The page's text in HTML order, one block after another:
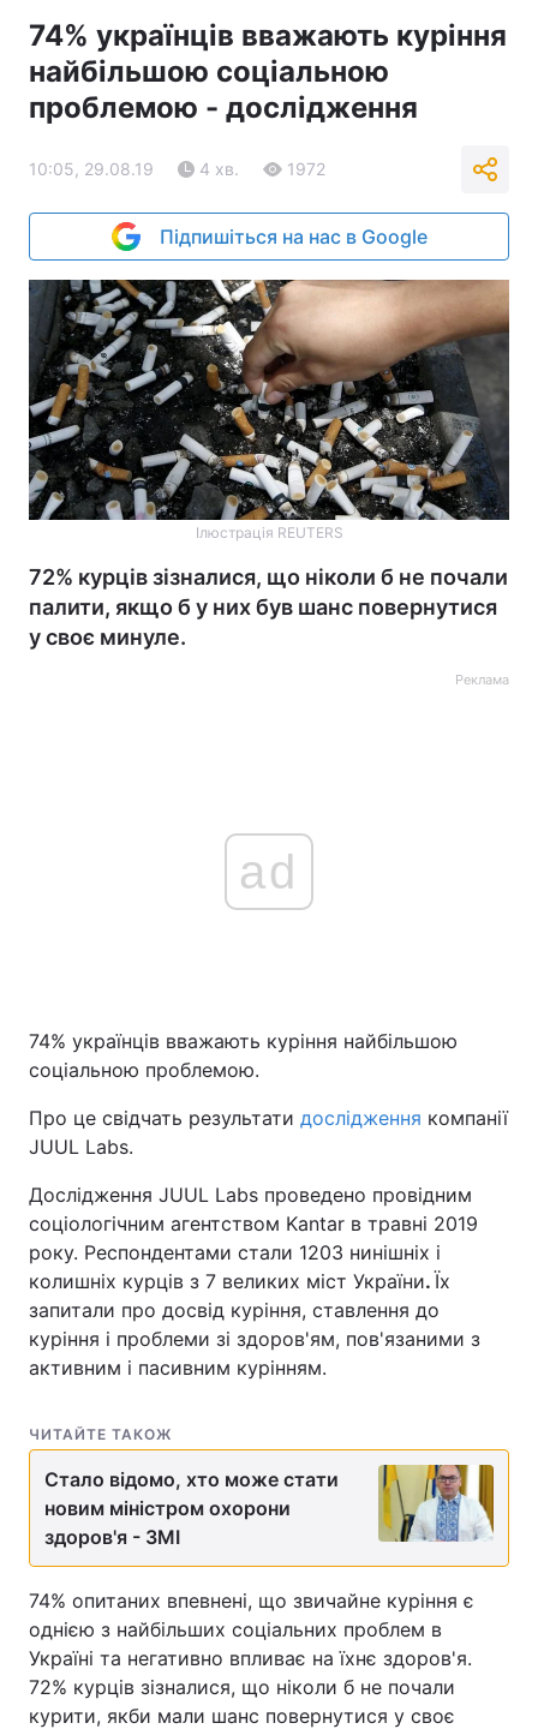
74% українців вважають куріння
найбільшою соціальною
проблемою - дослідження
10:05, 29.08.19 4 хв. 1972
Підпишіться на нас в Google
Ілюстрація REUTERS
72% курців зізналися, що ніколи б не почали
палити, якщо б у них був шанс повернутися
у своє минуле.
Реклама
ad
74% українців вважають куріння найбільшою
соціальною проблемою.
Про це свідчать результати дослідження компанії
JUUL Labs.
Дослідження JUUL Labs проведено провідним
соціологічним агентством Kantar в травні 2019
року. Респондентами стали 1203 нинішніх і
колишніх курців з 7 великих міст України. Їх
запитали про досвід куріння, ставлення до
куріння і проблеми зі здоров'ям, пов'язаними з
активним і пасивним курінням.
ЧИТАЙТЕ ТАКОЖ
Стало відомо, хто може стати
новим міністром охорони
здоров'я - ЗМІ
74% опитаних впевнені, що звичайне куріння є
однією з найбільших соціальних проблем в
Україні та негативно впливає на їхнє здоров'я.
72% курців зізналися, що ніколи б не почали
курити, якби мали шанс повернутися у своє